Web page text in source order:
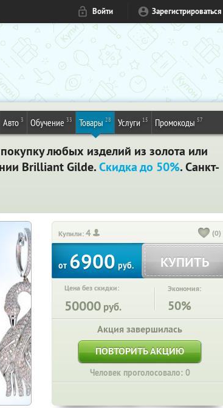
Войти Зарегистрироваться
Авто 3 Обучение 33 Товары 28 Услуги 15 Промокоды 57
любых изделий из золота или
Brilliant Gilde.Скидка до 50%. Санкт-
Купили:4 (0)
от 6900 руб. КУПИТЬ
Цена без скидки:
50000 руб.
Экономия:
50%
Акция завершилась
ПОВТОРИТЬ АКЦИЮ
Человек проголосовало: 0